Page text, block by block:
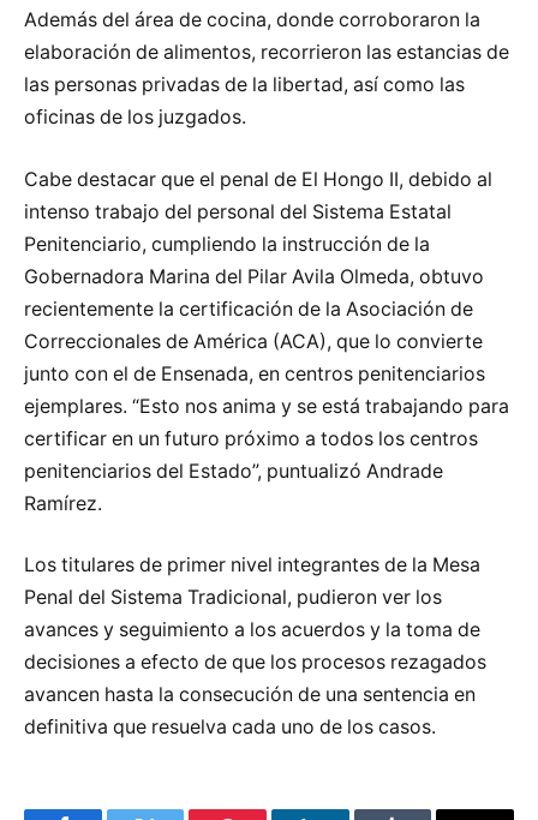
Además del área de cocina, donde corroboraron la
elaboración de alimentos, recorrieron las estancias de
las personas privadas de la libertad, así como las
oficinas de los juzgados.
Cabe destacar que el penal de El Hongo II, debido al
intenso trabajo del personal del Sistema Estatal
Penitenciario, cumpliendo la instrucción de la
Gobernadora Marina del Pilar Avila Olmeda, obtuvo
recientemente la certificación de la Asociación de
Correccionales de América (ACA), que lo convierte
junto con el de Ensenada, en centros penitenciarios
ejemplares. “Esto nos anima y se está trabajando para
certificar en un futuro próximo a todos los centros
penitenciarios del Estado”, puntualizó Andrade
Ramírez.
Los titulares de primer nivel integrantes de la Mesa
Penal del Sistema Tradicional, pudieron ver los
avances y seguimiento a los acuerdos y la toma de
decisiones a efecto de que los procesos rezagados
avancen hasta la consecución de una sentencia en
definitiva que resuelva cada uno de los casos.